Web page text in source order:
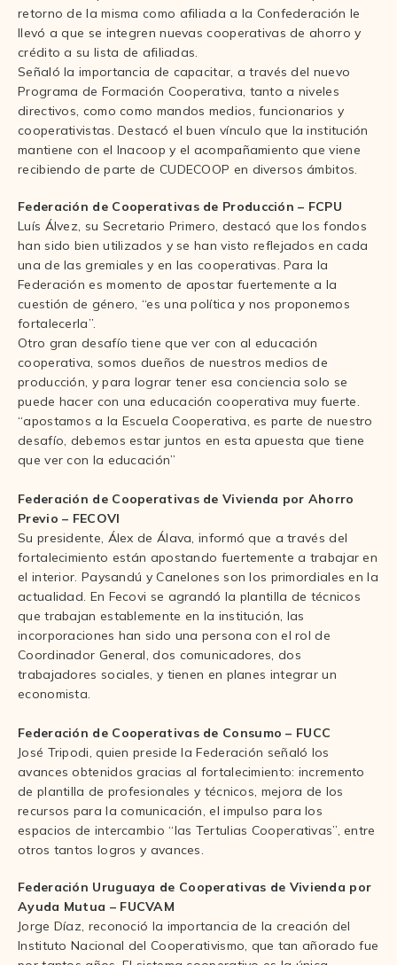
retorno de la misma como afiliada a la Confederación le
llevó a que se integren nuevas cooperativas de ahorro y
crédito a su lista de afiliadas.
Señaló la importancia de capacitar, a través del nuevo
Programa de Formación Cooperativa, tanto a niveles
directivos, como como mandos medios, funcionarios y
cooperativistas. Destacó el buen vínculo que la institución
mantiene con el Inacoop y el acompañamiento que viene
recibiendo de parte de CUDECOOP en diversos ámbitos.
Federación de Cooperativas de Producción – FCPU
Luís Álvez, su Secretario Primero, destacó que los fondos
han sido bien utilizados y se han visto reflejados en cada
una de las gremiales y en las cooperativas. Para la
Federación es momento de apostar fuertemente a la
cuestión de género, “es una política y nos proponemos
fortalecerla”.
Otro gran desafío tiene que ver con al educación
cooperativa, somos dueños de nuestros medios de
producción, y para lograr tener esa conciencia solo se
puede hacer con una educación cooperativa muy fuerte.
“apostamos a la Escuela Cooperativa, es parte de nuestro
desafío, debemos estar juntos en esta apuesta que tiene
que ver con la educación”
Federación de Cooperativas de Vivienda por Ahorro
Previo – FECOVI
Su presidente, Álex de Álava, informó que a través del
fortalecimiento están apostando fuertemente a trabajar en
el interior. Paysandú y Canelones son los primordiales en la
actualidad. En Fecovi se agrandó la plantilla de técnicos
que trabajan establemente en la institución, las
incorporaciones han sido una persona con el rol de
Coordinador General, dos comunicadores, dos
trabajadores sociales, y tienen en planes integrar un
economista.
Federación de Cooperativas de Consumo – FUCC
José Tripodi, quien preside la Federación señaló los
avances obtenidos gracias al fortalecimiento: incremento
de plantilla de profesionales y técnicos, mejora de los
recursos para la comunicación, el impulso para los
espacios de intercambio “las Tertulias Cooperativas”, entre
otros tantos logros y avances.
Federación Uruguaya de Cooperativas de Vivienda por
Ayuda Mutua – FUCVAM
Jorge Díaz, reconoció la importancia de la creación del
Instituto Nacional del Cooperativismo, que tan añorado fue